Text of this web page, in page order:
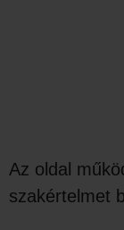
Az oldal
szakértelmet